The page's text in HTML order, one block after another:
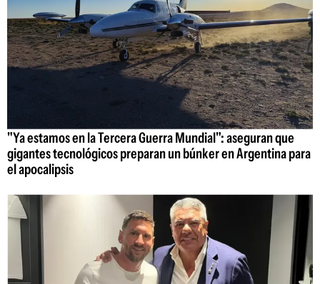
"Ya estamos en la Tercera Guerra Mundial": aseguran que
gigantes tecnológicos preparan un búnker en Argentina para
el apocalipsis